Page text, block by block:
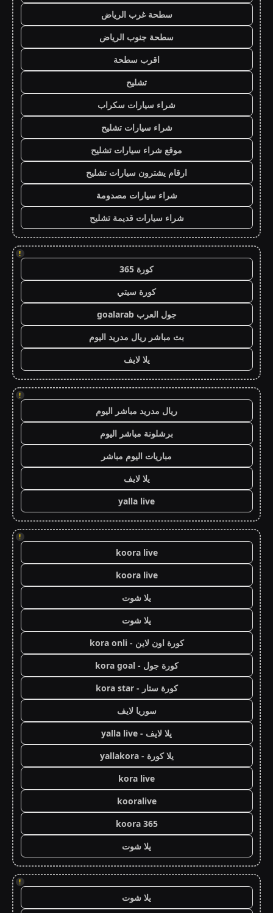
سطحة غرب الرياض
سطحة جنوب الرياض
اقرب سطحة
تشليح
شراء سيارات سكراب
شراء سيارات تشليح
موقع شراء سيارات تشليح
ارقام يشترون سيارات تشليح
شراء سيارات مصدومة
شراء سيارات قديمة تشليح
!
كورة 365
كورة سيتي
جول العرب goalarab
بث مباشر ريال مدريد اليوم
يلا لايف
!
ريال مدريد مباشر اليوم
برشلونة مباشر اليوم
مباريات اليوم مباشر
يلا لايف
yalla live
!
koora live
koora live
يلا شوت
يلا شوت
كورة اون لاين - kora onli
كورة جول - kora goal
كورة ستار - kora star
سوريا لايف
يلا لايف - yalla live
يلا كورة - yallakora
kora live
kooralive
koora 365
يلا شوت
!
يلا شوت